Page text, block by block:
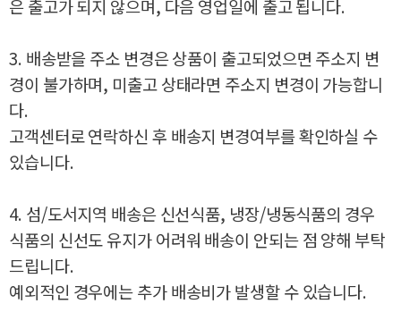
은 출고가 되지 않으며, 다음 영업일에 출고 됩니다.
3. 배송받을 주소 변경은 상품이 출고되었으면 주소지 변
경이 불가하며, 미출고 상태라면 주소지 변경이 가능합니
다.
고객센터로 연락하신 후 배송지 변경여부를 확인하실 수
있습니다.
4. 섬/도서지역 배송은 신선식품, 냉장/냉동식품의 경우
식품의 신선도 유지가 어려워 배송이 안되는 점 양해 부탁
드립니다.
예외적인 경우에는 추가 배송비가 발생할 수 있습니다.